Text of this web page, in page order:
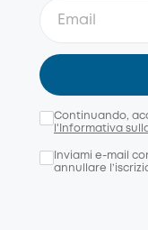
Continuando,
l'Informativa
Inviami e-mail
annullare